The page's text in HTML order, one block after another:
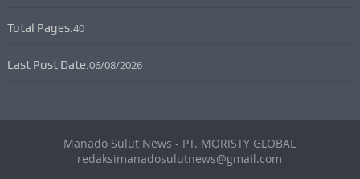
Total Pages:40
Last Post Date:06/08/2026
Manado Sulut News - PT. MORISTY GLOBAL
redaksimanadosulutnews@gmail.com